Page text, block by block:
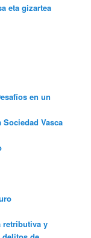
eta gizartea
en un
Sociedad Vasca
retributiva y